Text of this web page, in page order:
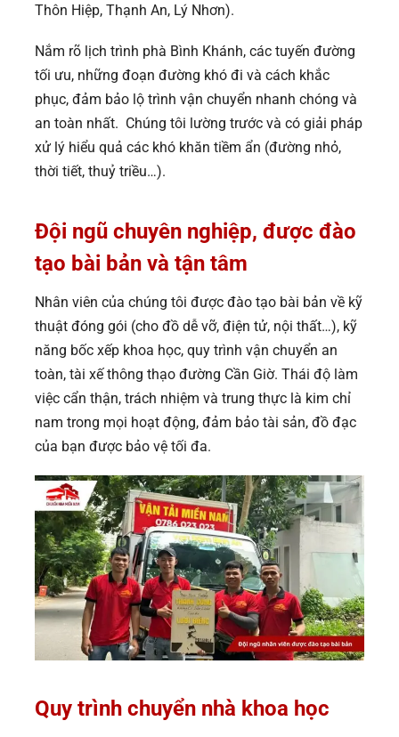
Thôn Hiệp, Thạnh An, Lý Nhơn).
Nắm rõ lịch trình phà Bình Khánh, các tuyến đường
tối ưu, những đoạn đường khó đi và cách khắc
phục, đảm bảo lộ trình vận chuyển nhanh chóng và
an toàn nhất. Chúng tôi lường trước và có giải pháp
xử lý hiểu quả các khó khăn tiềm ẩn (đường nhỏ,
thời tiết, thuỷ triều…).
Đội ngũ chuyên nghiệp, được đào
tạo bài bản và tận tâm
Nhân viên của chúng tôi được đào tạo bài bản về kỹ
thuật đóng gói (cho đồ dễ vỡ, điện tử, nội thất…), kỹ
năng bốc xếp khoa học, quy trình vận chuyển an
toàn, tài xế thông thạo đường Cần Giờ. Thái độ làm
việc cẩn thận, trách nhiệm và trung thực là kim chỉ
nam trong mọi hoạt động, đảm bảo tài sản, đồ đạc
của bạn được bảo vệ tối đa.
Quy trình chuyển nhà khoa học